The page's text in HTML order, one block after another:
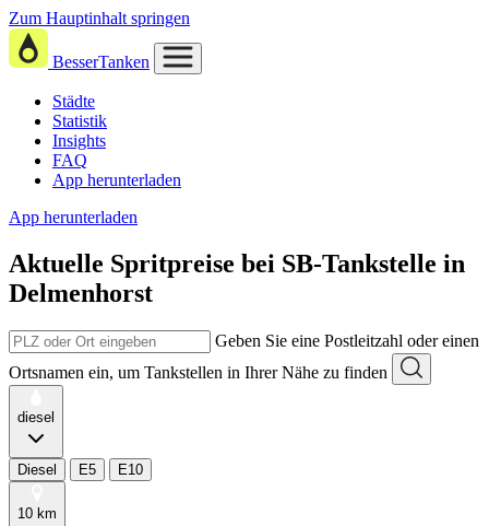
Zum Hauptinhalt springen
BesserTanken
Städte
Statistik
Insights
FAQ
App herunterladen
App herunterladen
Aktuelle Spritpreise bei SB-Tankstelle in
Delmenhorst
Geben Sie eine Postleitzahl oder einen
Ortsnamen ein, um Tankstellen in Ihrer Nähe zu finden
diesel
Diesel E5 E10
10 km